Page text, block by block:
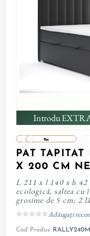
Introdu
PAT TAPITAT
X 200 CM
L 211 x l 140 x h
ecologică, saltea cu
grosime de 5 cm; 2
Adăugați
Cod Produs: